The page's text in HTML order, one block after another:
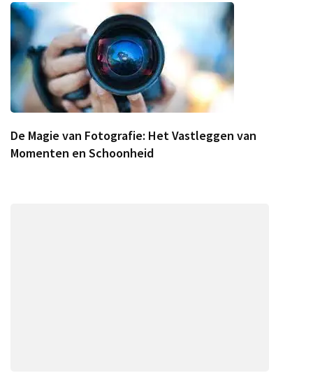
De Magie van Fotografie: Het Vastleggen van
Momenten en Schoonheid